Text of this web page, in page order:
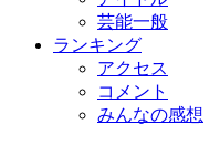
芸能一般
ランキング
アクセス
コメント
みんなの感想